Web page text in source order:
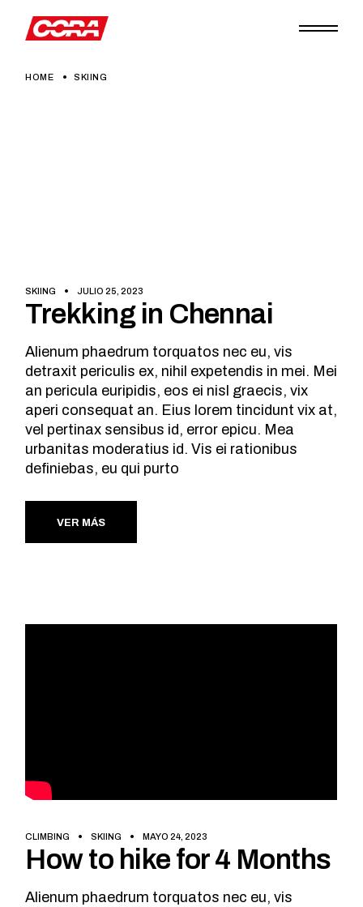
HOME SKIING
SKIING JULIO 25, 2023
Trekking in Chennai
Alienum phaedrum torquatos nec eu, vis
detraxit periculis ex, nihil expetendis in mei. Mei
an pericula euripidis, eos ei nisl graecis, vix
aperi consequat an. Eius lorem tincidunt vix at,
vel pertinax sensibus id, error epicu. Mea
urbanitas moderatius id. Vis ei rationibus
definiebas, eu qui purto
VER MÁS
CLIMBING SKIING MAYO 24, 2023
How to hike for 4 Months
Alienum phaedrum torquatos nec eu, vis